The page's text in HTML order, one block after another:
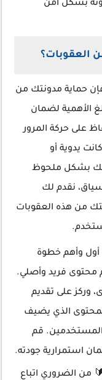
بشكل آمن
العقوبات؟
فإن حماية مدونتك من
الأهمية لضمان
على حركة المرور
يدوية أو
بشكل ملحوظ
نقدم لك
من هذه العقوبات
أول وأهم خطوة
محتوى فريد وأصلي.
وركز على تقديم
الذي يضيف
المستخدمين. قم
استمرارية جودته.
من الضروري اتباع